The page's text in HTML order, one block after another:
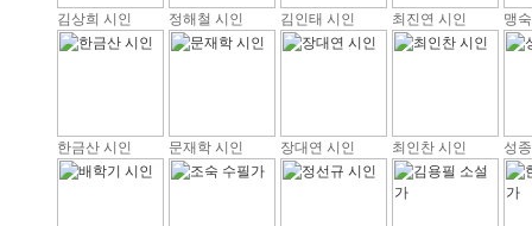
김상희 시인 정해철 시인 김인태 시인 최진연 시인 맹
한금산 시인 문재학 시인 장대연 시인 최인찬 시인 성